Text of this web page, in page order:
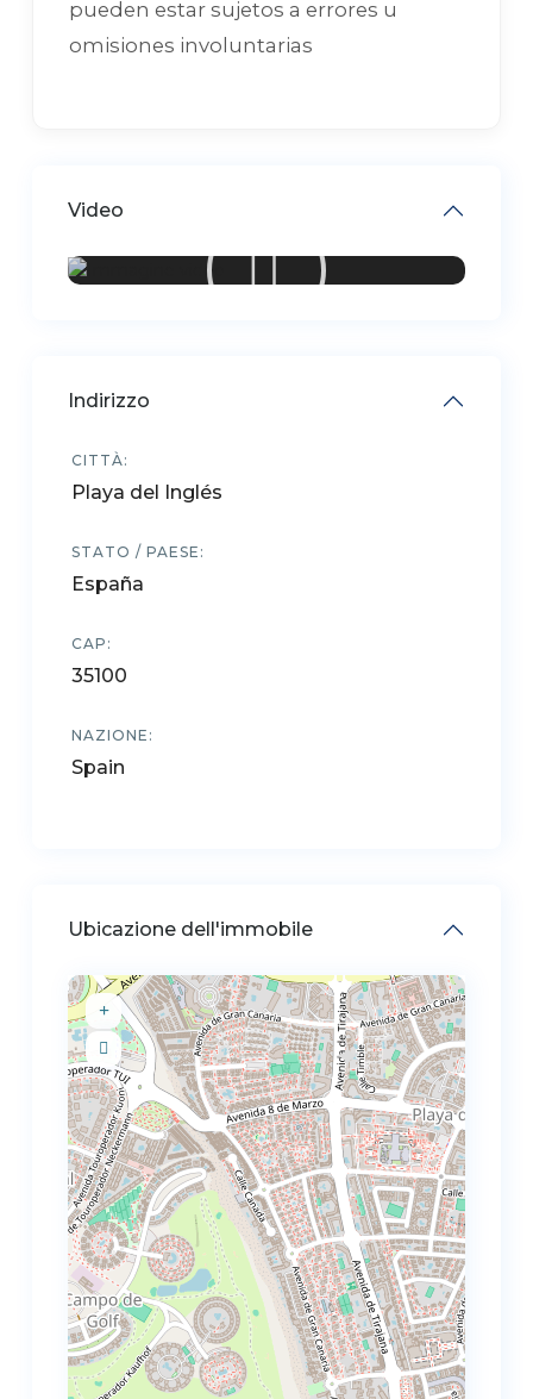
pueden estar sujetos a errores u
omisiones involuntarias
Video
Indirizzo
CITTÀ:
Playa del Inglés
STATO / PAESE:
España
CAP:
35100
NAZIONE:
Spain
Ubicazione dell'immobile